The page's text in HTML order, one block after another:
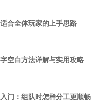
合全体玩家的上手思路
空白方法详解与实用攻略
入门：组队时怎样分工更顺畅